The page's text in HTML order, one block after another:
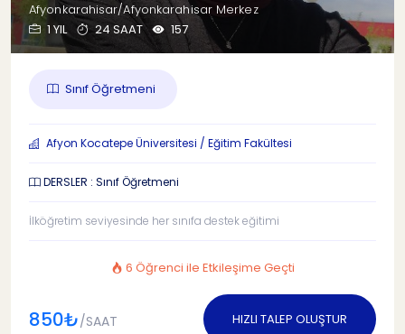
Afyonkarahisar/Afyonkarahisar Merkez
1 YIL
24 SAAT 157
Sınıf Öğretmeni
Afyon Kocatepe Üniversitesi / Eğitim Fakültesi
DERSLER : Sınıf Öğretmeni
İlköğretim seviyesinde her sınıfa destek eğitimi
6 Öğrenci ile Etkileşime Geçti
850₺/SAAT HIZLI TALEP OLUŞTUR